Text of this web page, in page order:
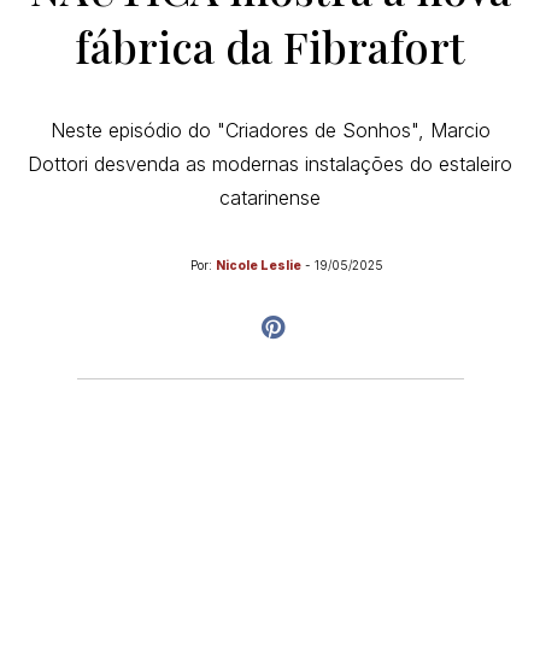
fábrica da Fibrafort
Neste episódio do "Criadores de Sonhos", Marcio
Dottori desvenda as modernas instalações do estaleiro
catarinense
Por: Nicole Leslie - 19/05/2025